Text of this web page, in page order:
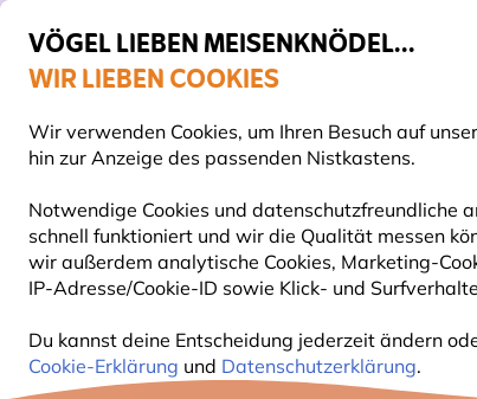
VÖGEL LIEBEN MEISENKNÖDEL...
WIR LIEBEN COOKIES
Wir verwenden Cookies, um Ihren Besuch auf
hin zur Anzeige des passenden Nistkastens.
Notwendige Cookies und datenschutzfreundliche
schnell funktioniert und wir die Qualität messen
wir außerdem analytische Cookies, Marketing-
IP-Adresse/Cookie-ID sowie Klick- und
Du kannst deine Entscheidung jederzeit ändern
Cookie-Erklärung und Datenschutzerklärung.
Top-bewertet in 11 Ländern
VOGELFUTTER FUTTERHÄUSER